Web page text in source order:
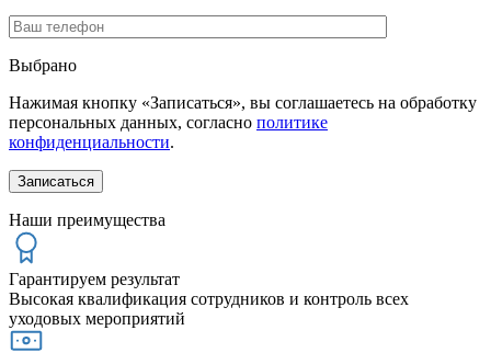
Выбрано
Нажимая кнопку «Записаться», вы соглашаетесь на обработку
персональных данных, согласно политике
конфиденциальности.
Наши преимущества
Гарантируем результат
Высокая квалификация сотрудников и контроль всех
уходовых мероприятий